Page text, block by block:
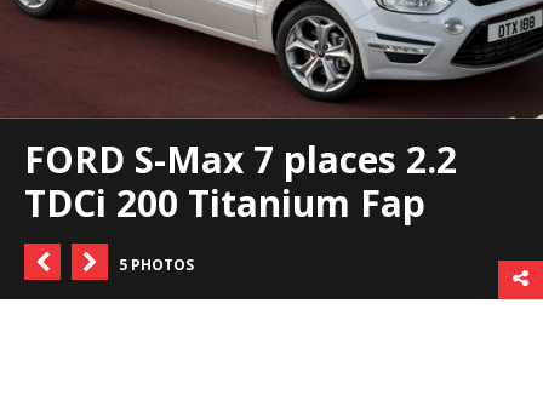
FORD S-Max 7 places 2.2
TDCi 200 Titanium Fap
5 PHOTOS